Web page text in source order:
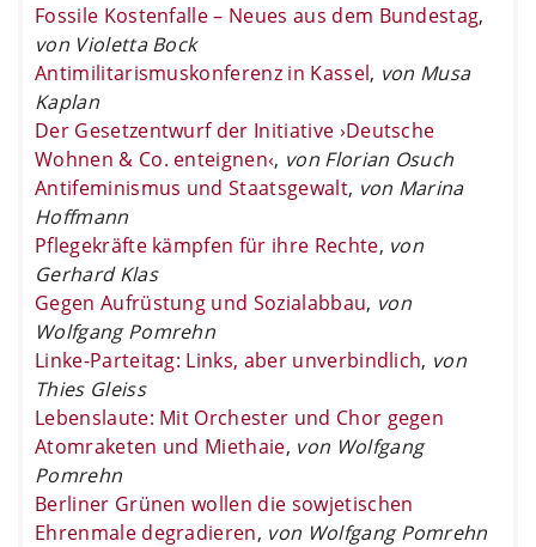
Fossile Kostenfalle – Neues aus dem Bundestag,
von Violetta Bock
Antimilitarismuskonferenz in Kassel, von Musa
Kaplan
Der Gesetzentwurf der Initiative ›Deutsche
Wohnen & Co. enteignen‹, von Florian Osuch
Antifeminismus und Staatsgewalt, von Marina
Hoffmann
Pflegekräfte kämpfen für ihre Rechte, von
Gerhard Klas
Gegen Aufrüstung und Sozialabbau, von
Wolfgang Pomrehn
Linke-Parteitag: Links, aber unverbindlich, von
Thies Gleiss
Lebenslaute: Mit Orchester und Chor gegen
Atomraketen und Miethaie, von Wolfgang
Pomrehn
Berliner Grünen wollen die sowjetischen
Ehrenmale degradieren, von Wolfgang Pomrehn